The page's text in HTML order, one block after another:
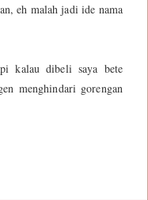
eh malah jadi ide nama
kalau dibeli saya bete
menghindari gorengan